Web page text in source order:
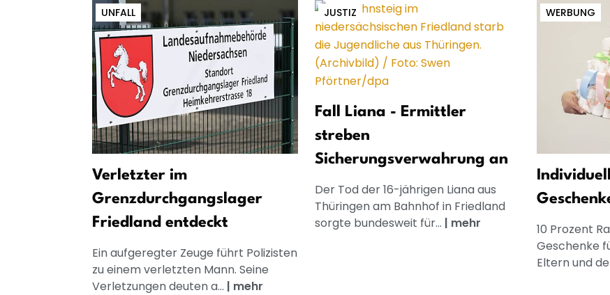
UNFALL
Verletzter im
Grenzdurchgangslager
Friedland entdeckt
Ein aufgeregter Zeuge führt Polizisten
zu einem verletzten Mann. Seine
Verletzungen deuten a... | mehr
JUSTIZ
Fall Liana - Ermittler
streben
Sicherungsverwahrung an
Der Tod der 16-jährigen Liana aus
Thüringen am Bahnhof in Friedland
sorgte bundesweit für... | mehr
WERBUNG
10 Prozent
Geschenke
Eltern und